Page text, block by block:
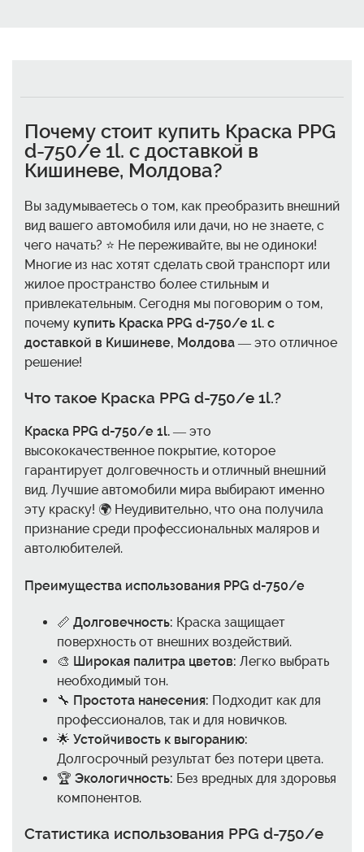
Почему стоит купить Краска PPG
d-750/e 1l. с доставкой в
Кишиневе, Молдова?
Вы задумываетесь о том, как преобразить внешний
вид вашего автомобиля или дачи, но не знаете, с
чего начать? ⭐ Не переживайте, вы не одиноки!
Многие из нас хотят сделать свой транспорт или
жилое пространство более стильным и
привлекательным. Сегодня мы поговорим о том,
почему купить Краска PPG d-750/e 1l. с
доставкой в Кишиневе, Молдова — это отличное
решение!
Что такое Краска PPG d-750/e 1l.?
Краска PPG d-750/e 1l. — это
высококачественное покрытие, которое
гарантирует долговечность и отличный внешний
вид. Лучшие автомобили мира выбирают именно
эту краску! 🌍 Неудивительно, что она получила
признание среди профессиональных маляров и
автолюбителей.
Преимущества использования PPG d-750/e
📏 Долговечность: Краска защищает
поверхность от внешних воздействий.
🎨 Широкая палитра цветов: Легко выбрать
необходимый тон.
🔧 Простота нанесения: Подходит как для
профессионалов, так и для новичков.
🌟 Устойчивость к выгоранию:
Долгосрочный результат без потери цвета.
🏆 Экологичность: Без вредных для здоровья
компонентов.
Статистика использования PPG d-750/e